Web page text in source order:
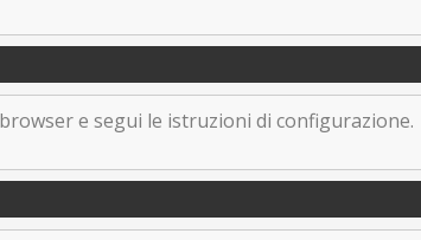
e segui le istruzioni di configurazione.